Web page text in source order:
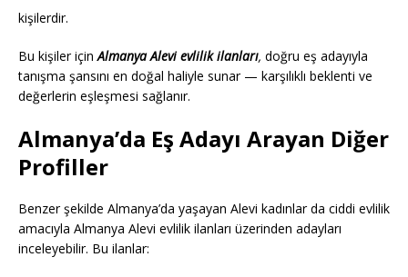
kişilerdir.
Bu kişiler içinAlmanya Alevi evlilik ilanları, doğru eş adayıyla
tanışma şansını en doğal haliyle sunar — karşılıklı beklenti ve
değerlerin eşleşmesi sağlanır.
Almanya’da Eş Adayı Arayan Diğer
Profiller
Benzer şekilde Almanya’da yaşayan Alevi kadınlar da ciddi evlilik
amacıyla Almanya Alevi evlilik ilanları üzerinden adayları
inceleyebilir. Bu ilanlar: